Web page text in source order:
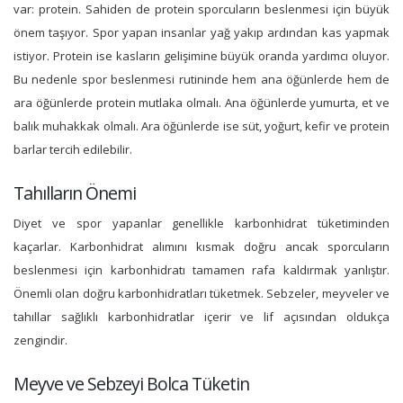
var: protein. Sahiden de protein sporcuların beslenmesi için büyük
önem taşıyor. Spor yapan insanlar yağ yakıp ardından kas yapmak
istiyor. Protein ise kasların gelişimine büyük oranda yardımcı oluyor.
Bu nedenle spor beslenmesi rutininde hem ana öğünlerde hem de
ara öğünlerde protein mutlaka olmalı. Ana öğünlerde yumurta, et ve
balık muhakkak olmalı. Ara öğünlerde ise süt, yoğurt, kefir ve protein
barlar tercih edilebilir.
Tahılların Önemi
Diyet ve spor yapanlar genellikle karbonhidrat tüketiminden
kaçarlar. Karbonhidrat alımını kısmak doğru ancak sporcuların
beslenmesi için karbonhidratı tamamen rafa kaldırmak yanlıştır.
Önemli olan doğru karbonhidratları tüketmek. Sebzeler, meyveler ve
tahıllar sağlıklı karbonhidratlar içerir ve lif açısından oldukça
zengindir.
Meyve ve Sebzeyi Bolca Tüketin